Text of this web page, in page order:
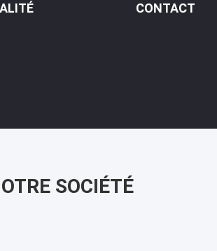
CONTACT
SOCIÉTÉ